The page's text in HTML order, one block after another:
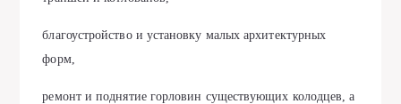
благоустройство и установку малых архитектурных
форм,
ремонт и поднятие горловин существующих колодцев, а